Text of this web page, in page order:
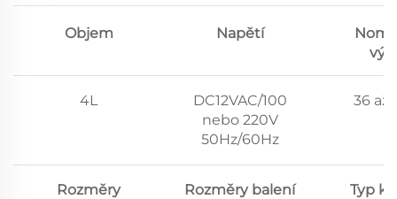
Objem Napětí
4L
DC12VAC/100
nebo 220V
50Hz/60Hz
36 až
Rozměry
Rozměry balení
Typ